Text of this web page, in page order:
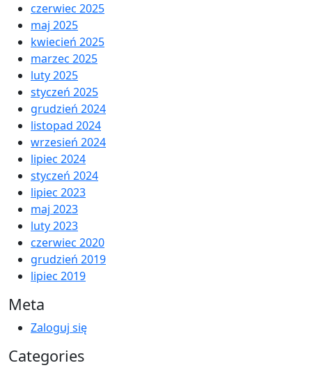
czerwiec 2025
maj 2025
kwiecień 2025
marzec 2025
luty 2025
styczeń 2025
grudzień 2024
listopad 2024
wrzesień 2024
lipiec 2024
styczeń 2024
lipiec 2023
maj 2023
luty 2023
czerwiec 2020
grudzień 2019
lipiec 2019
Meta
Zaloguj się
Categories